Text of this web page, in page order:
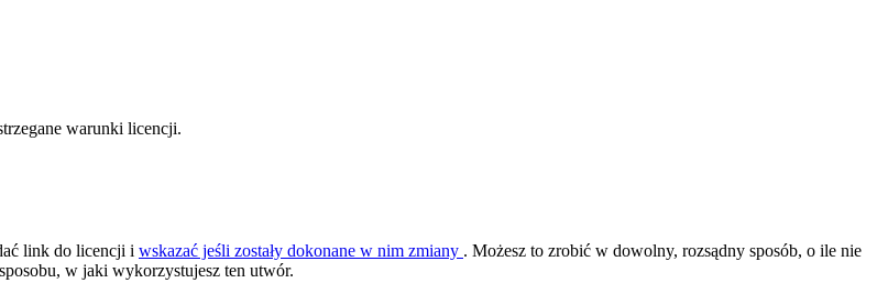
warunki licencji.
link do licencji i wskazać jeśli zostały dokonane w nim zmiany . Możesz to zrobić w dowolny, rozsądny sposób, o ile nie
w jaki wykorzystujesz ten utwór.